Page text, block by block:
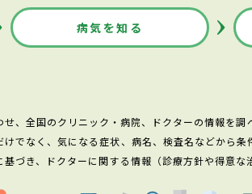
病気を知る
、全国のクリニック・病院、ドクターの情報を調
でなく、気になる症状、病名、検査名などから条
づき、ドクターに関する情報（診療方針や得意な